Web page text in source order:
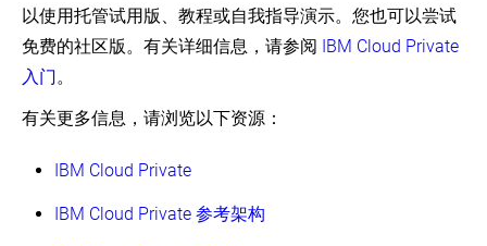
方
案
解
案
Running
Kubernetes
以使用托管试用版、教程或自我指导演示。您也可以尝试
免费的社区版。有关详细信息，请参阅 IBM Cloud Private
入门。
有关更多信息，请浏览以下资源：
IBM Cloud Private
IBM Cloud Private 参考架构